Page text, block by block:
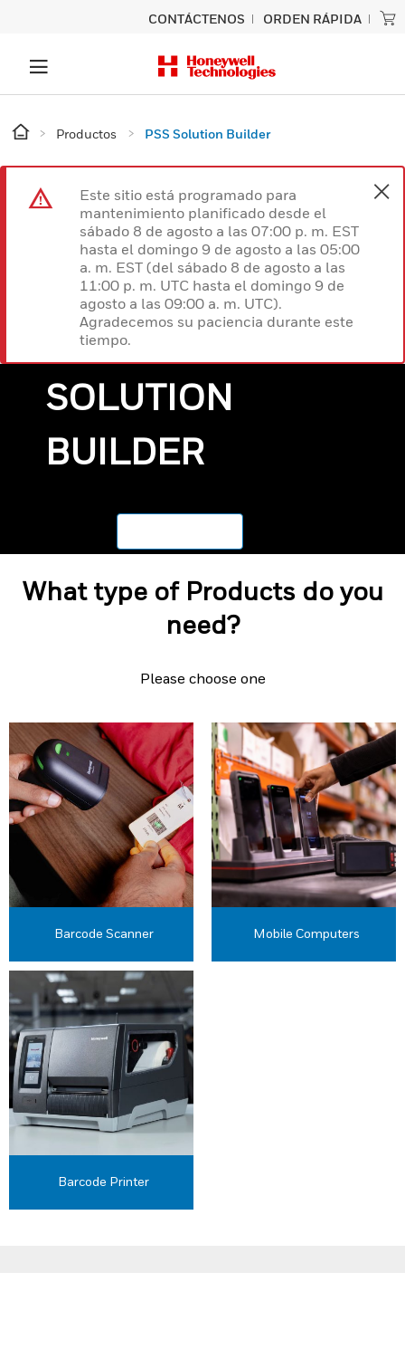
CONTÁCTENOS ORDEN RÁPIDA
Productos PSS Solution Builder
Este sitio está programado para
mantenimiento planificado desde el
sábado 8 de agosto a las 07:00 p. m. EST
hasta el domingo 9 de agosto a las 05:00
a. m. EST (del sábado 8 de agosto a las
11:00 p. m. UTC hasta el domingo 9 de
agosto a las 09:00 a. m. UTC).
Agradecemos su paciencia durante este
tiempo.
SOLUTION
BUILDER
What type of Products do you
need?
Please choose one
Barcode Scanner Mobile Computers
Barcode Printer